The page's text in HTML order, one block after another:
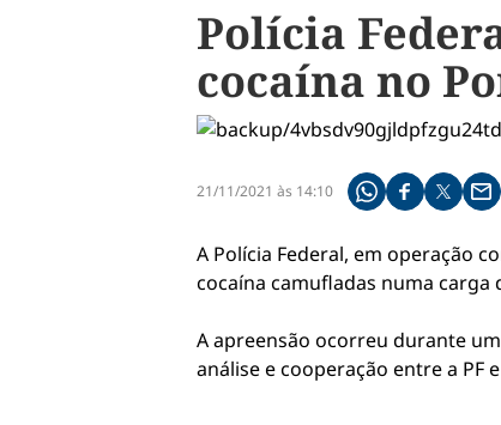
Polícia
cocaína no
21/11/2021 às 14:10 Compartilhe pelo
A Polícia Federal, em operação
cocaína camufladas numa
A apreensão ocorreu durante
análise e cooperação entre a PF